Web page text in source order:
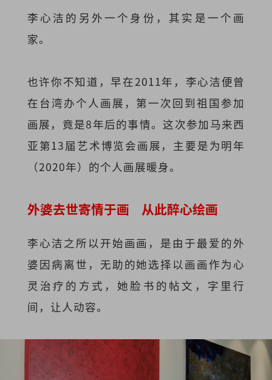
李心洁的另外一个身份，其实是一个画
家。
也许你不知道，早在2011年，李心洁便曾
在台湾办个人画展，第一次回到祖国参加
画展，竟是8年后的事情。这次参加马来西
亚第13届艺术博览会画展，主要是为明年
（2020年）的个人画展暖身。
外婆去世寄情于画 从此醉心绘画
李心洁之所以开始画画，是由于最爱的外
婆因病离世，无助的她选择以画画作为心
灵治疗的方式，她脸书的帖文，字里行
间，让人动容。